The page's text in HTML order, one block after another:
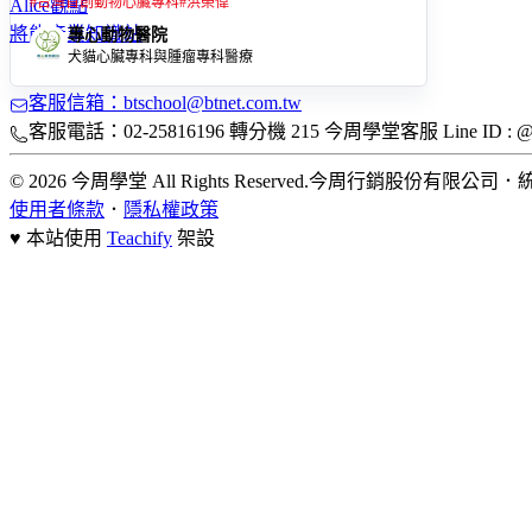
Alice觀點
將能產業知識站
專心動物醫院
犬貓心臟專科與腫瘤專科醫療
客服信箱：btschool@btnet.com.tw
客服電話：02-25816196 轉分機 215 今周學堂客服 Line ID :
© 2026 今周學堂 All Rights Reserved.今周行銷股份有限公司 ．
使用者條款 ． 隱私權政策
♥ 本站使用 Teachify 架設